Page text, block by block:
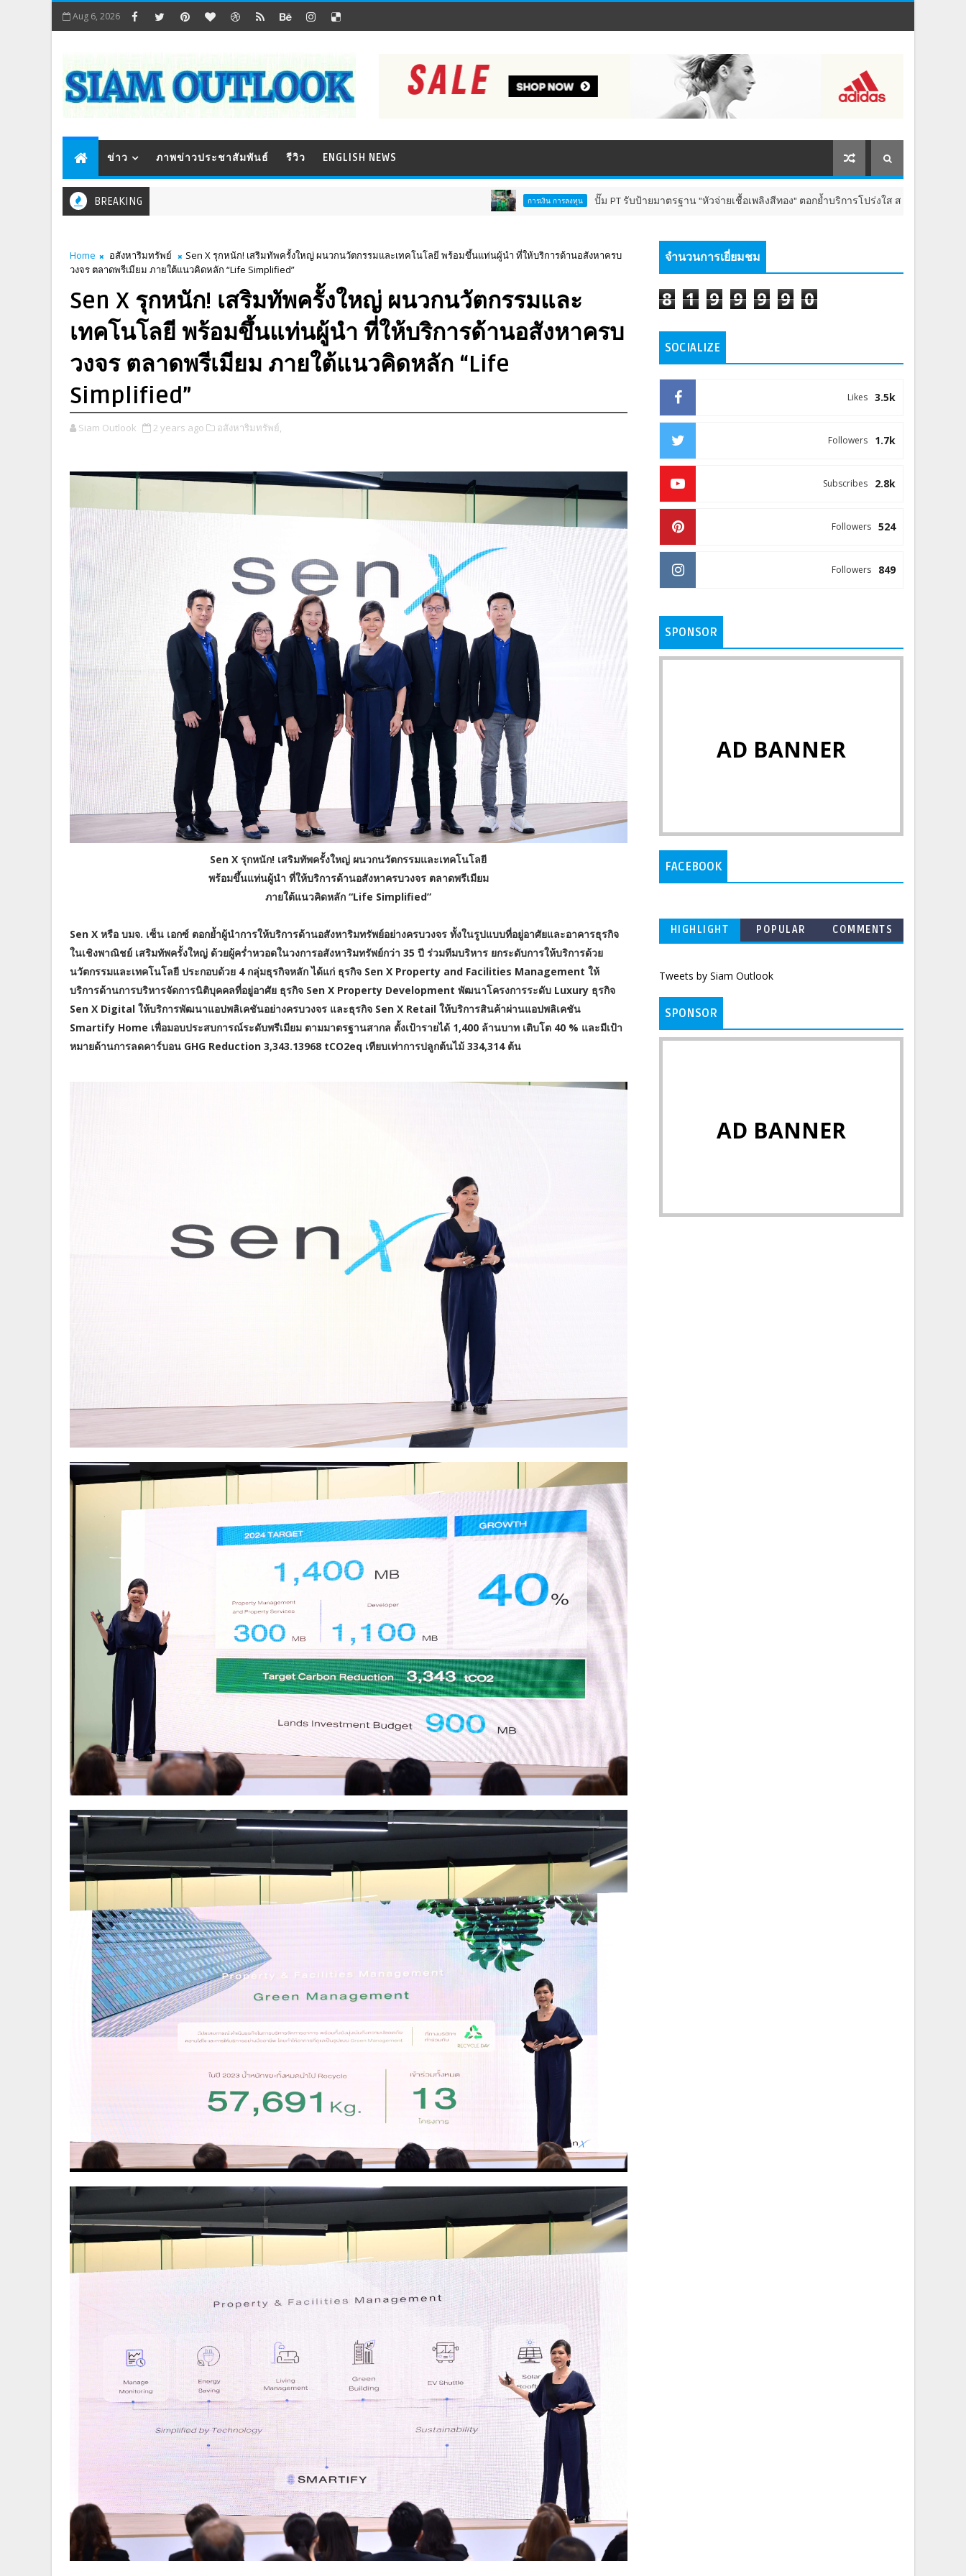
Aug 6, 2026
ข่าว ภาพข่าวประชาสัมพันธ์ รีวิว ENGLISH NEWS
BREAKING การเงิน การลงทุน ปั๊ม PT รับป้ายมาตรฐาน "หัวจ่ายเชื้อเพลิงสีทอง" ตอกย้ำบริการโปร่งใส สร้างความเชื่อมั่นผู้บริโภค
Home อสังหาริมทรัพย์
Sen X รุกหนัก! เสริมทัพครั้งใหญ่ ผนวกนวัตกรรมและเทคโนโลยี พร้อมขึ้นแท่นผู้นำ ที่ให้บริการด้านอสังหาครบ
วงจร ตลาดพรีเมียม ภายใต้แนวคิดหลัก “Life Simplified”
Sen X รุกหนัก! เสริมทัพครั้งใหญ่ ผนวกนวัตกรรมและ
เทคโนโลยี พร้อมขึ้นแท่นผู้นำ ที่ให้บริการด้านอสังหาครบ
วงจร ตลาดพรีเมียม ภายใต้แนวคิดหลัก “Life
Simplified”
Siam Outlook 2 years ago อสังหาริมทรัพย์,
Sen X รุกหนัก! เสริมทัพครั้งใหญ่ ผนวกนวัตกรรมและเทคโนโลยี
พร้อมขึ้นแท่นผู้นำ ที่ให้บริการด้านอสังหาครบวงจร ตลาดพรีเมียม
ภายใต้แนวคิดหลัก “Life Simplified”
Sen X หรือ บมจ. เซ็น เอกซ์ ตอกย้ำผู้นำการให้บริการด้านอสังหาริมทรัพย์อย่างครบวงจร ทั้งในรูปแบบที่อยู่อาศัยและอาคารธุรกิจ
ในเชิงพาณิชย์ เสริมทัพครั้งใหญ่ ด้วยผู้คร่ำหวอดในวงการอสังหาริมทรัพย์กว่า 35 ปี ร่วมทีมบริหาร ยกระดับการให้บริการด้วย
นวัตกรรมและเทคโนโลยี ประกอบด้วย 4 กลุ่มธุรกิจหลัก ได้แก่ ธุรกิจ Sen X Property and Facilities Management ให้
บริการด้านการบริหารจัดการนิติบุคคลที่อยู่อาศัย ธุรกิจ Sen X Property Development พัฒนาโครงการระดับ Luxury ธุรกิจ
Sen X Digital ให้บริการพัฒนาแอปพลิเคชันอย่างครบวงจร และธุรกิจ Sen X Retail ให้บริการสินค้าผ่านแอปพลิเคชัน
Smartify Home เพื่อมอบประสบการณ์ระดับพรีเมียม ตามมาตรฐานสากล ตั้งเป้ารายได้ 1,400 ล้านบาท เติบโต 40 % และมีเป้า
หมายด้านการลดคาร์บอน GHG Reduction 3,343.13968 tCO2eq เทียบเท่าการปลูกต้นไม้ 334,314 ต้น
จำนวนการเยี่ยมชม
8 1 9 9 9 9 0
SOCIALIZE
3.5k
Likes
1.7k
Followers
2.8k
Subscribes
524
Followers
849
Followers
SPONSOR
AD BANNER
FACEBOOK
HIGHLIGHT POPULAR COMMENTS
Tweets by Siam Outlook
SPONSOR
AD BANNER